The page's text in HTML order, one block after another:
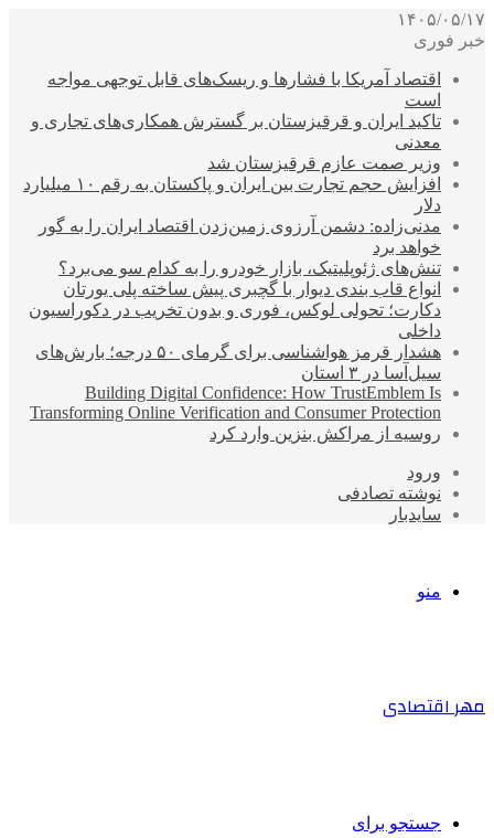
۱۴۰۵/۰۵/۱۷
خبر فوری
اقتصاد آمریکا با فشارها و ریسک‌های قابل توجهی مواجه
است
تاکید ایران و قرقیزستان بر گسترش همکاری‌های تجاری و
معدنی
وزیر صمت عازم قرقیزستان شد
افزایش حجم تجارت بین ایران و پاکستان به رقم ۱۰ میلیارد
دلار
مدنی‌زاده: دشمن آرزوی زمین‌زدن اقتصاد ایران را به گور
خواهد برد
تنش‌های ژئوپلیتیک، بازار خودرو را به کدام سو می‌برد؟
انواع قاب بندی دیوار با گچبری پیش ساخته پلی یورتان
دکارت؛ تحولی لوکس، فوری و بدون تخریب در دکوراسیون
داخلی
هشدار قرمز هواشناسی برای گرمای ۵۰ درجه؛ بارش‌های
سیل‌آسا در ۳ استان
Building Digital Confidence: How TrustEmblem Is
Transforming Online Verification and Consumer Protection
روسیه از مراکش بنزین وارد کرد
ورود
نوشته تصادفی
سایدبار
منو
مهر اقتصادی
جستجو برای